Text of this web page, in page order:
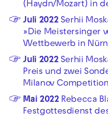
(Haydn/Mozart) in
Juli 2022Serhii
»Die Meistersinger
Wettbewerb in
Juli 2022Serhii
Preis und zwei
Milanov
Mai 2022Rebecca
Festgottesdienst